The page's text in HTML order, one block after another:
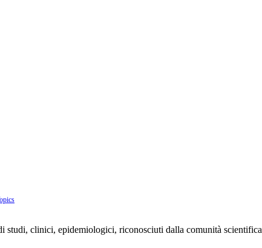
studi, clinici, epidemiologici, riconosciuti dalla comunità scientifica